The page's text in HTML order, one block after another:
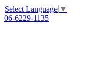
Select Language ▼
06-6229-1135